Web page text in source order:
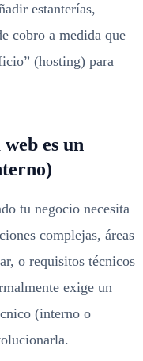
estanterías,
cobro a medida que
(hosting) para
es un
tu negocio necesita
complejas, áreas
o requisitos técnicos
exige un
(interno o